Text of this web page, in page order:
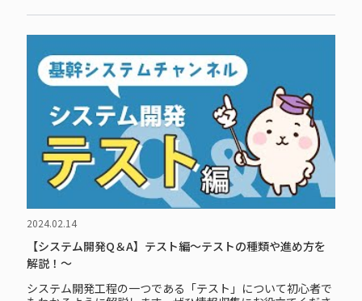
2024.02.14
【システム開発Q＆A】テスト編～テストの種類や進め方を
解説！～
システム開発工程の一つである「テスト」について初心者で